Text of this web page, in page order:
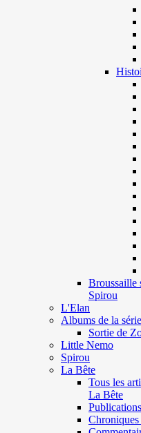
Broussaille
Spirou
L'Elan
Albums de la
Sortie de
Little Nemo
Spirou
La Bête
Tous les
La Bête